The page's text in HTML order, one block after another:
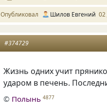
Опубликовал Шилов Евгений 02
#374729
Жизнь одних учит
ударом в печень.
© Полынь 4877